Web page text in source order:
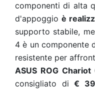
componenti di alta
d'appoggio è
supporto stabile,
4 è un componente
resistente per
ASUS ROG Chariot
consigliato di€